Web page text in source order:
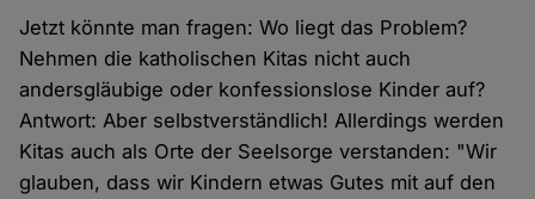
Jetzt könnte man fragen: Wo liegt das Problem?
Nehmen die katholischen Kitas nicht auch
andersgläubige oder konfessionslose Kinder auf?
Antwort: Aber selbstverständlich! Allerdings werden
Kitas auch als Orte der Seelsorge verstanden: "Wir
glauben, dass wir Kindern etwas Gutes mit auf den